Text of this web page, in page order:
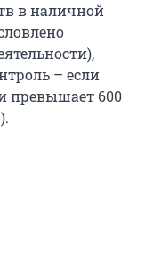
в наличной
– если
превышает 600